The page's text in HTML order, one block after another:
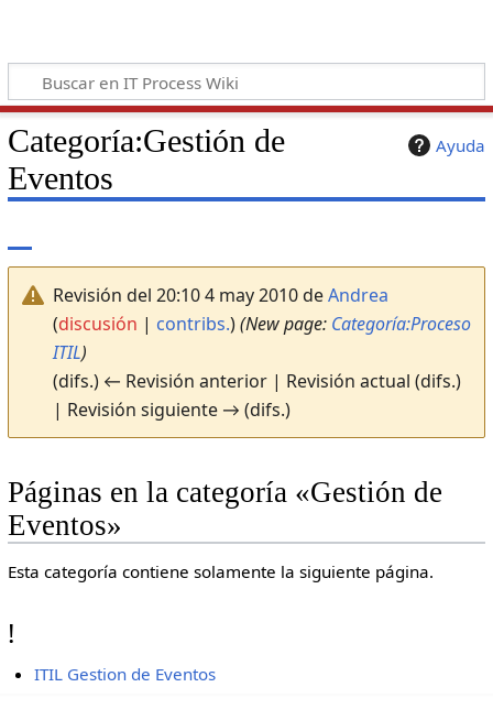
Ayuda
Categoría:Gestión de
Eventos
Revisión del 20:10 4 may 2010 deAndrea
(discusión | contribs.)(New page: Categoría:Proceso
ITIL)
(difs.) ← Revisión anterior | Revisión actual (difs.)
| Revisión siguiente → (difs.)
Páginas en la categoría «Gestión de
Eventos»
Esta categoría contiene solamente la siguiente página.
!
ITIL Gestion de Eventos